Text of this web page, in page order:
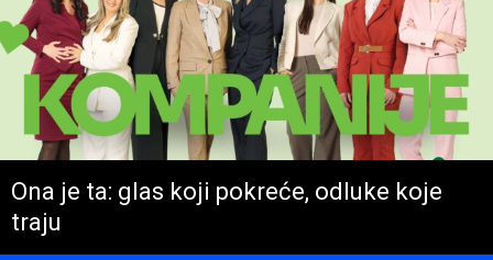
Ona je ta: glas koji pokreće, odluke koje
traju